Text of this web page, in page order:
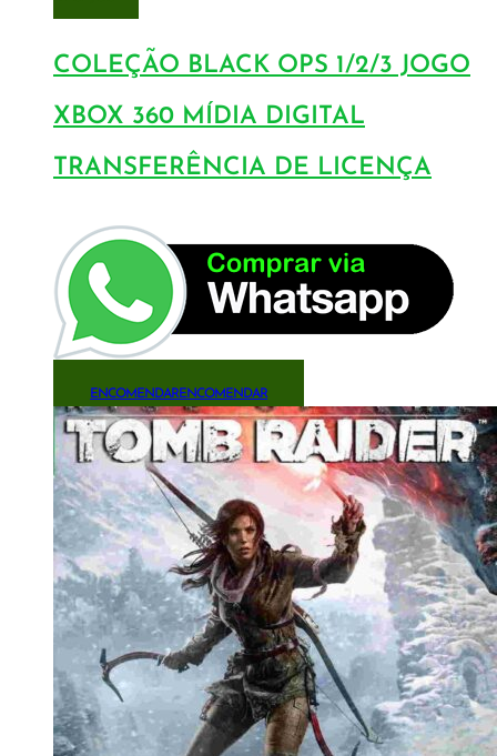
COLEÇÃO BLACK OPS 1/2/3 JOGO
XBOX 360 MÍDIA DIGITAL
TRANSFERÊNCIA DE LICENÇA
ENCOMENDARENCOMENDAR